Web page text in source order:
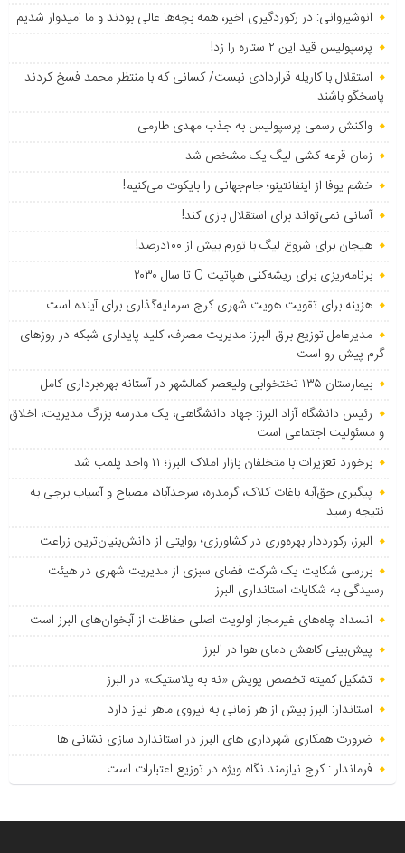
انوشیروانی: در رکوردگیری اخیر، همه بچه‌ها عالی بودند و ما امیدوار شدیم
پرسپولیس قید این ۲ ستاره را زد!
استقلال با کاریله قراردادی نبست/ کسانی که با منتظر محمد فسخ کردند
پاسخگو باشند
واکنش رسمی پرسپولیس به جذب مهدی طارمی
زمان قرعه کشی لیگ یک مشخص شد
خشم یوفا از اینفانتینو؛ جام‌جهانی را بایکوت می‌کنیم!
آسانی نمی‌تواند برای استقلال بازی کند!
هیجان برای شروع لیگ با تورم بیش از ۱۰۰درصد!
برنامه‌ریزی برای ریشه‌کنی هپاتیت C تا سال ۲۰۳۰
هزینه برای تقویت هویت شهری کرج سرمایه‌گذاری برای آینده است
مدیرعامل توزیع برق البرز: مدیریت مصرف، کلید پایداری شبکه در روزهای
گرم پیش رو است
بیمارستان ۱۳۵ تختخوابی ولیعصر کمالشهر در آستانه بهره‌برداری کامل
رئیس دانشگاه آزاد البرز: جهاد دانشگاهی، یک مدرسه بزرگ مدیریت، اخلاق
و مسئولیت اجتماعی است
برخورد تعزیرات با متخلفان بازار املاک البرز؛ ۱۱ واحد پلمب شد
پیگیری حق‌آبه باغات کلاک، گرمدره، سرحدآباد، مصباح و آسیاب برجی به
نتیجه رسید
البرز، رکورددار بهره‌وری در کشاورزی؛ روایتی از دانش‌بنیان‌ترین زراعت
بررسی شکایت یک شرکت فضای سبزی از مدیریت شهری در هیئت
رسیدگی به شکایات استانداری البرز
انسداد چاه‌های غیرمجاز اولویت اصلی حفاظت از آبخوان‌های البرز است
پیش‌بینی کاهش دمای هوا در البرز
تشکیل کمیته تخصص پویش «نه به پلاستیک» در البرز
استاندار: البرز بیش از هر زمانی به نیروی ماهر نیاز دارد
ضرورت همکاری شهرداری های البرز در استاندارد سازی نشانی ها
فرماندار : کرج نیازمند نگاه ویژه در توزیع اعتبارات است